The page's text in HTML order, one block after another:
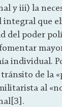
y iii) la
integral que
del poder
individual.
de la
al